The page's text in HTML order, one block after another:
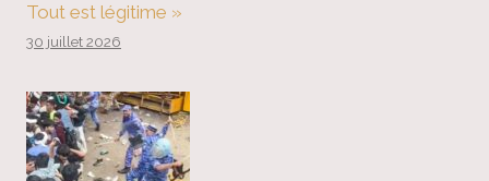
Tout est légitime »
30 juillet 2026